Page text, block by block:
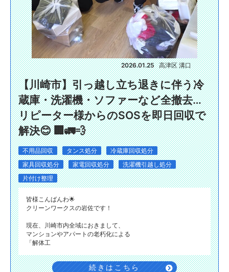
2026.01.25 高津区 溝口
【川崎市】引っ越し立ち退きに伴う冷
蔵庫・洗濯機・ソファーなど全撤去…
リピーター様からのSOSを即日回収で
解決😊 🏢🚛💨
不用品回収 タンス処分
冷蔵庫回収処分
家具回収処分
家電回収処分
洗濯機引越し処分
片付け整理
​皆様こんばんわ🌟
クリーンワークスの岩佐です！
現在、川崎市内全域におきまして、
マンションやアパートの老朽化による
「解体工
続きはこちら